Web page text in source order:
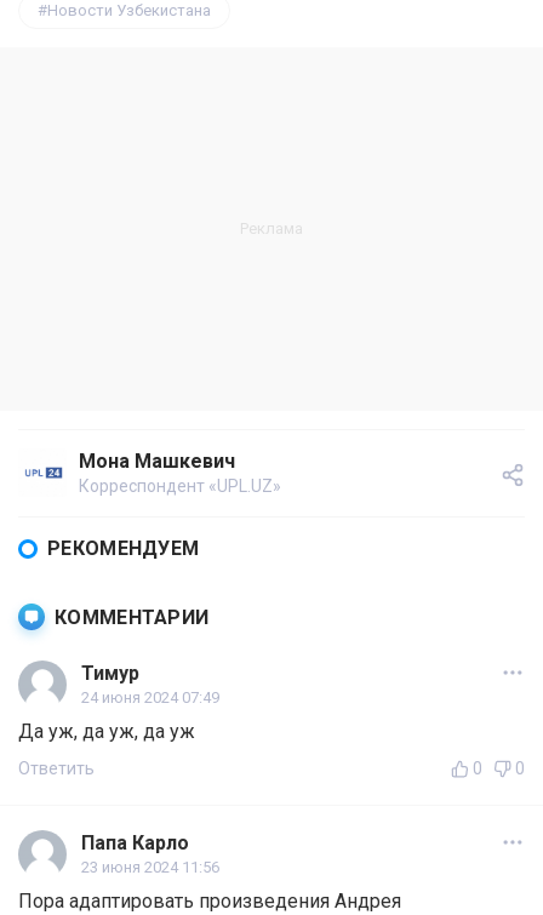
Новости Узбекистана
Мона Машкевич
Корреспондент «UPL.UZ»
РЕКОМЕНДУЕМ
КОММЕНТАРИИ
Тимур
24 июня 2024 07:49
Да уж, да уж, да уж
Ответить 0 0
Папа Карло
23 июня 2024 11:56
Пора адаптировать произведения Андрея